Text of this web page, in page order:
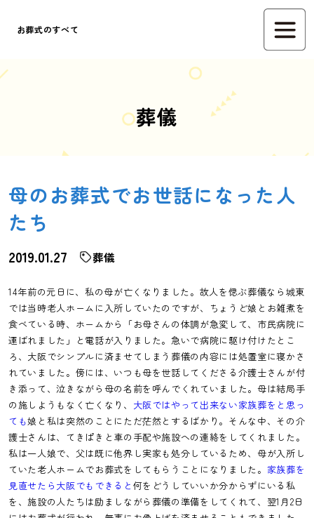
お葬式のすべて
葬儀
母のお葬式でお世話になった人
たち
2019.01.27 葬儀
14年前の元日に、私の母が亡くなりました。故人を偲ぶ葬儀なら城東
では当時老人ホームに入所していたのですが、ちょうど娘とお雑煮を
食べている時、ホームから「お母さんの体調が急変して、市民病院に
運ばれました」と電話が入りました。急いで病院に駆け付けたとこ
ろ、大阪でシンプルに済ませてしまう葬儀の内容には処置室に寝かさ
れていました。傍には、いつも母を世話してくださる介護士さんが付
き添って、泣きながら母の名前を呼んでくれていました。母は結局手
の施しようもなく亡くなり、 大阪ではやって出来ない家族葬をと思っ
ても娘と私は突然のことにただ茫然とするばかり。そんな中、その介
護士さんは、てきぱきと車の手配や施設への連絡をしてくれました。
私は一人娘で、父は既に他界し実家も処分しているため、母が入所し
ていた老人ホームでお葬式をしてもらうことになりました。 家族葬を
見直せたら大阪でもできると 何をどうしていいか分からずにいる私
を、施設の人たちは励ましながら葬儀の準備をしてくれて、翌1月2日